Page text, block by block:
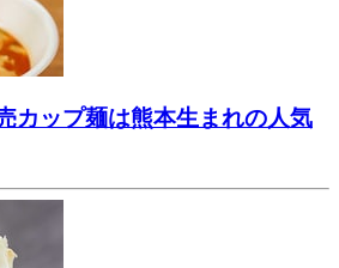
カップ麺は熊本生まれの人気